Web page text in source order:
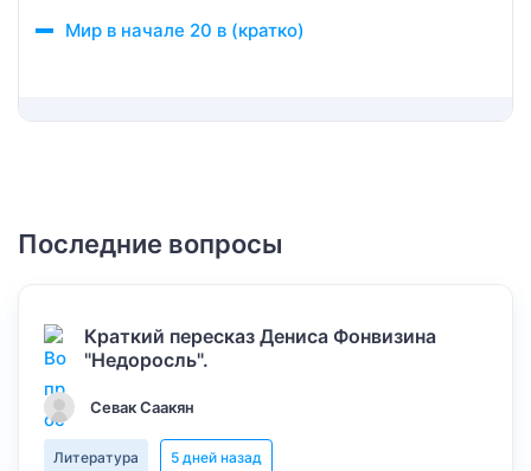
Мир в начале 20 в (кратко)
Последние вопросы
Краткий пересказ Дениса Фонвизина
"Недоросль".
Севак Саакян
Литература 5 дней назад